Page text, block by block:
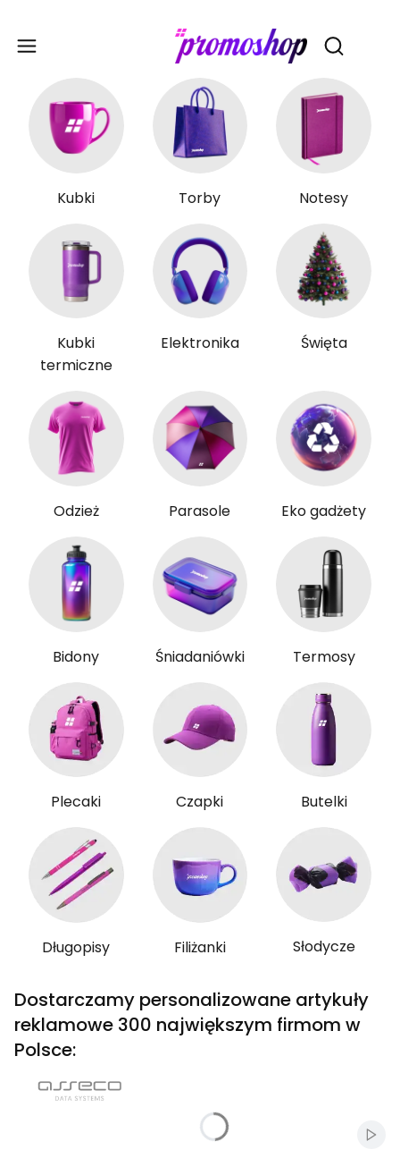
Otwórz
Kubki Torby Notesy
Kubki
termiczne
Elektronika Święta
Odzież Parasole Eko gadżety
Bidony Śniadaniówki Termosy
Plecaki Czapki Butelki
Długopisy Filiżanki Słodycze
Dostarczamy personalizowane artykuły
reklamowe 300 największym firmom w
Polsce: